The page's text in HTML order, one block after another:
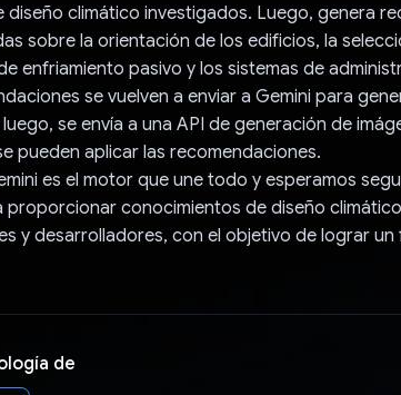
diseño climático investigados. Luego, genera
sobre la orientación de los edificios, la
enfriamiento pasivo y los sistemas de
se vuelven a enviar a Gemini para
se envía a una API de generación de
pueden aplicar las recomendaciones.
es el motor que une todo y esperamos
proporcionar conocimientos de diseño
y desarrolladores, con el objetivo de lograr un
de